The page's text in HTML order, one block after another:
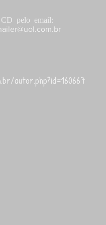
CD pelo email:
autor.php?id=160667